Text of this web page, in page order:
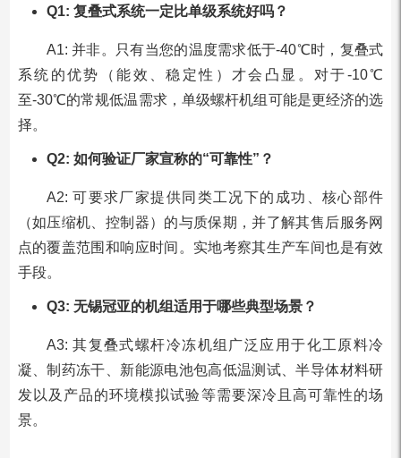
Q1: 复叠式系统一定比单级系统好吗？
A1: 并非。只有当您的温度需求低于-40℃时，复叠式
系统的优势（能效、稳定性）才会凸显。对于-10℃
至-30℃的常规低温需求，单级螺杆机组可能是更经济的选
择。
Q2: 如何验证厂家宣称的“可靠性”？
A2: 可要求厂家提供同类工况下的成功、核心部件
（如压缩机、控制器）的与质保期，并了解其售后服务网
点的覆盖范围和响应时间。实地考察其生产车间也是有效
手段。
Q3: 无锡冠亚的机组适用于哪些典型场景？
A3: 其复叠式螺杆冷冻机组广泛应用于化工原料冷
凝、制药冻干、新能源电池包高低温测试、半导体材料研
发以及产品的环境模拟试验等需要深冷且高可靠性的场
景。